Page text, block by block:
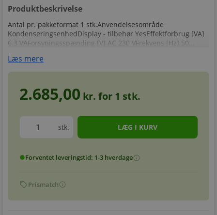
Produktbeskrivelse
Antal pr. pakkeformat 1 stk.Anvendelsesområde
KondenseringsenhedDisplay - tilbehør YesEffektforbrug [VA]
6.3 VAForsyningsspænding [V] AC 230 VFrekvens [Hz] 50...
Læs mere
2.685,00 kr. for 1 stk.
stk.
circleForventet leveringstid: 1-3 hverdageinfo
sellPrismatchinfo